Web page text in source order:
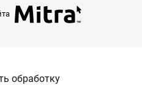
обработку